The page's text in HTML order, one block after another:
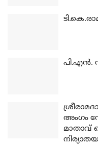
പി.എന്‍.
അംഗം
മാതാവ്